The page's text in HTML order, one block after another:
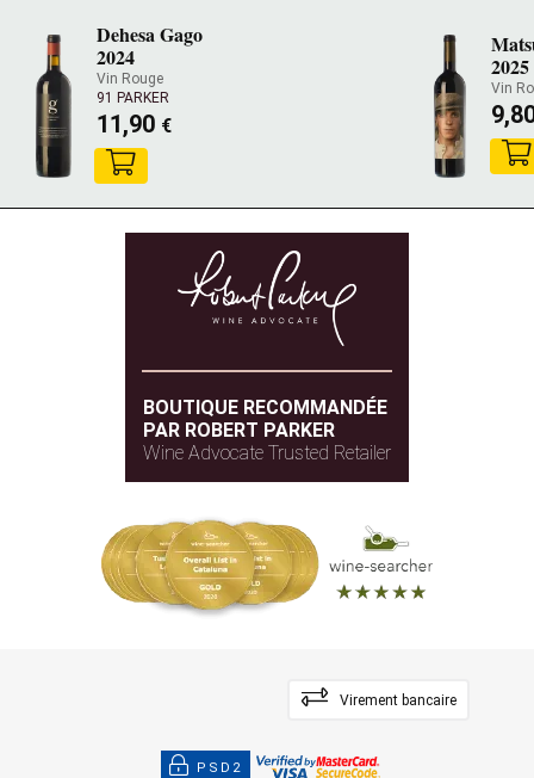
Dehesa Gago
2024
Vin Rouge
91 PARKER
11,90 €
2025
Vin
BOUTIQUE RECOMMANDÉE
PAR ROBERT PARKER
Wine Advocate Trusted Retailer
Virement bancaire
PSD2